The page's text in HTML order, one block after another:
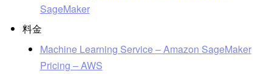
SageMaker
料金
Machine Learning Service – Amazon SageMaker
Pricing – AWS